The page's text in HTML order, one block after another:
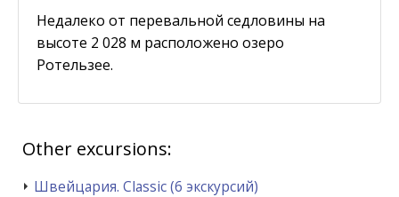
Недалеко от перевальной седловины на
высоте 2 028 м расположено озеро
Ротельзее.
Other excursions:
Швейцария. Classic (6 экскурсий)